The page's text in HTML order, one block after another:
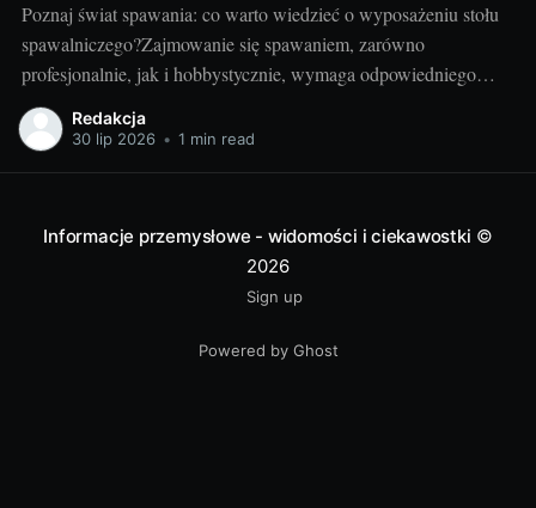
Poznaj świat spawania: co warto wiedzieć o wyposażeniu stołu
spawalniczego?Zajmowanie się spawaniem, zarówno
profesjonalnie, jak i hobbystycznie, wymaga odpowiedniego
wyposażenia stołu spawalniczego. Wybór odpowiednich
akcesoriów jest kluczowy dla wydajności i bezpieczeństwa
Przyjrzyjmy się niektórym elementom.
Redakcja
30 lip 2026 • 1 min read
Informacje przemysłowe - widomości i ciekawostki ©
2026
Sign up
Powered by Ghost